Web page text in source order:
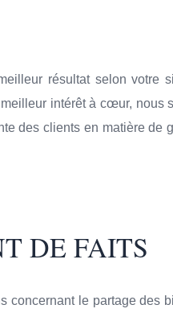
résultat selon
intérêt à cœur, nous
des clients en matière de
DE FAITS
concernant le partage